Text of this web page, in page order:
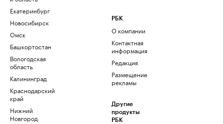
Екатеринбург
Новосибирск
Омск
Башкортостан
Вологодская
область
Калининград
Краснодарский
край
Нижний
Новгород
РБК
О компании
Контактная
информация
Редакция
Размещение
рекламы
Другие
продукты
РБК